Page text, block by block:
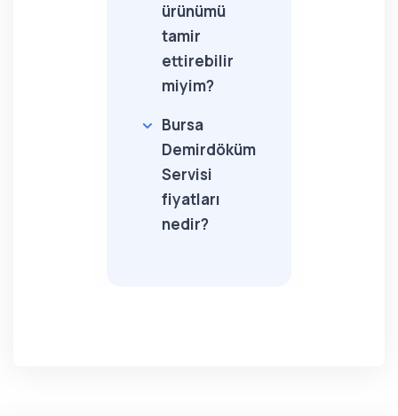
ürünümü
tamir
ettirebilir
miyim?
Bursa
Demirdöküm
Servisi
fiyatları
nedir?